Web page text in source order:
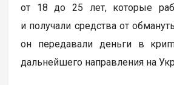
от 18 до 25 лет, которые
и получали средства от
он передавали деньги в
дальнейшего направления на